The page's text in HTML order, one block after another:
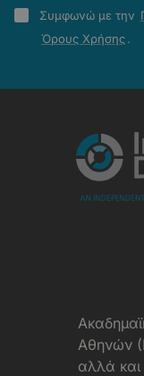
Πολιτική
Απορρήτου
Συμφωνώ με την
Όρους Χρήσης.
Αθηνών
αλλά και